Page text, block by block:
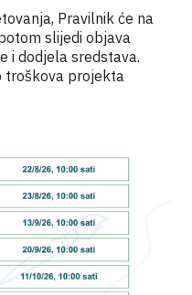
Pravilnik će na
slijedi objava
i dodjela sredstava.
troškova projekta